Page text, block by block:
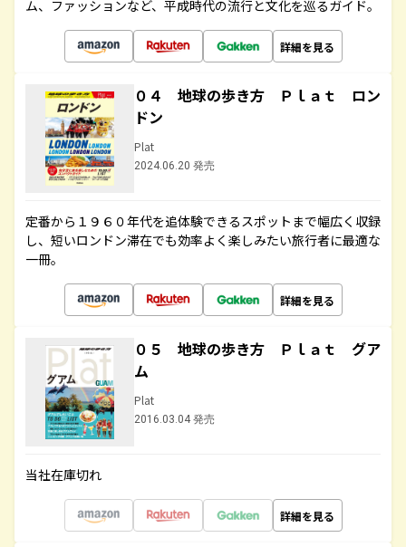
ム、ファッションなど、平成時代の流行と文化を巡るガイド。
詳細を見る
０４ 地球の歩き方 Ｐｌａｔ ロン
ドン
Plat
2024.06.20 発売
定番から１９６０年代を追体験できるスポットまで幅広く収録
し、短いロンドン滞在でも効率よく楽しみたい旅行者に最適な
一冊。
詳細を見る
０５ 地球の歩き方 Ｐｌａｔ グア
ム
Plat
2016.03.04 発売
当社在庫切れ
詳細を見る